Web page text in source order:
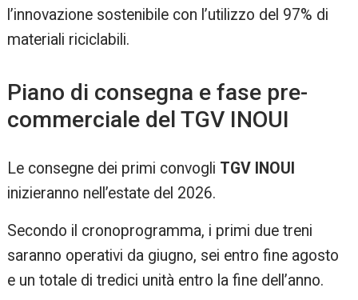
l’innovazione sostenibile con l’utilizzo del 97% di
materiali riciclabili.
Piano di consegna e fase pre-
commerciale del TGV INOUI
Le consegne dei primi convogli TGV INOUI
inizieranno nell’estate del 2026.
Secondo il cronoprogramma, i primi due treni
saranno operativi da giugno, sei entro fine agosto
e un totale di tredici unità entro la fine dell’anno.